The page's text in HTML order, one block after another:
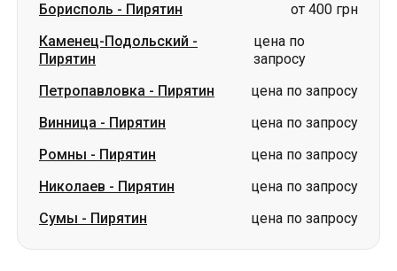
Борисполь - Пирятин
от 400 грн
Каменец-Подольский -
Пирятин
цена по
запросу
Петропавловка - Пирятин
цена по запросу
Винница - Пирятин
цена по запросу
Ромны - Пирятин
цена по запросу
Николаев - Пирятин
цена по запросу
Сумы - Пирятин цена по запросу